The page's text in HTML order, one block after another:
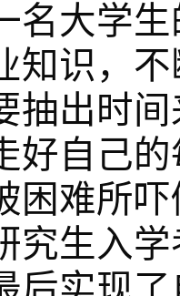
名大学
知识，
抽出时
好自己
困难所
究生入